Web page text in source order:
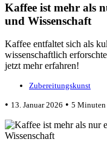
Kaffee ist mehr als
und Wissenschaft
Kaffee entfaltet sich als
wissenschaftlich
jetzt mehr erfahren!
Zubereitungskunst
• 13. Januar 2026 • 5 Minuten